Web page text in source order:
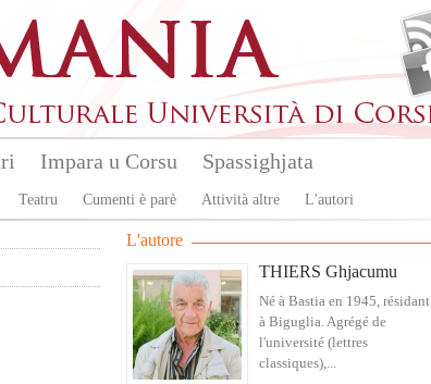
Teatru Cumenti è parè Attività altre L'autori
Impara u Corsu Spassighjata
L'autore
THIERS Ghjacumu
Né à Bastia en 1945, résidant
à Biguglia. Agrégé de
l'université (lettres
classiques),...